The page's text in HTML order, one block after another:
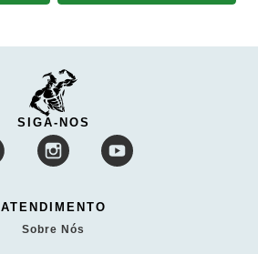
SIGA-NOS
ATENDIMENTO
Sobre Nós